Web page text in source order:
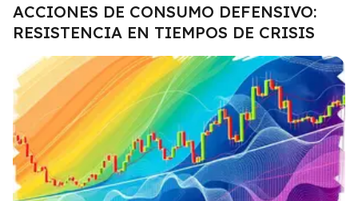
ACCIONES DE CONSUMO DEFENSIVO:
RESISTENCIA EN TIEMPOS DE CRISIS